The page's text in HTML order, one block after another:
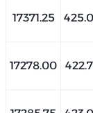
17371.25
17278.00